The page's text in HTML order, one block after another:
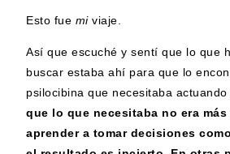
Esto fue miviaje.
Así que escuché y sentí que lo que
buscar estaba ahí para que lo
psilocibina que necesitaba
que lo que necesitaba no era
aprender a tomar decisiones